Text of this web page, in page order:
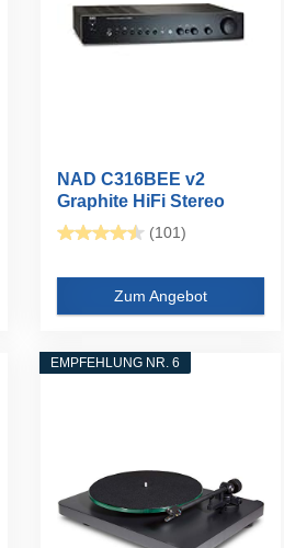
NAD C316BEE v2
Graphite HiFi Stereo
Verstärker
(101)
Zum Angebot
EMPFEHLUNG NR. 6